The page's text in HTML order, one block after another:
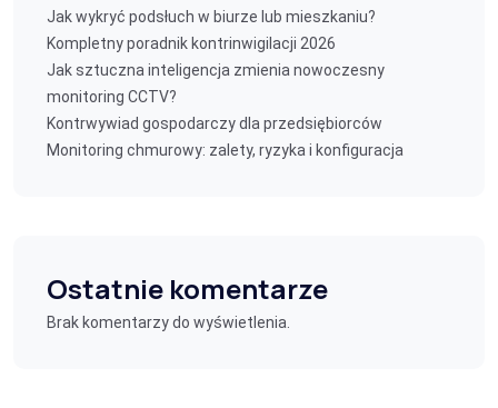
Jak wykryć podsłuch w biurze lub mieszkaniu?
Kompletny poradnik kontrinwigilacji 2026
Jak sztuczna inteligencja zmienia nowoczesny
monitoring CCTV?
Kontrwywiad gospodarczy dla przedsiębiorców
Monitoring chmurowy: zalety, ryzyka i konfiguracja
Ostatnie komentarze
Brak komentarzy do wyświetlenia.